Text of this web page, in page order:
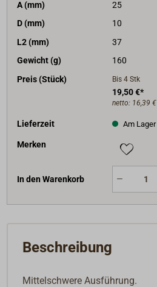
A (mm)
25
D (mm)
10
L2 (mm)
37
Gewicht (g)
160
Preis (Stück)
Bis 4 Stk
19,50 €*
netto: 16,39 €
Lieferzeit Am Lager
Merken
In den Warenkorb
Beschreibung
Mittelschwere Ausführung.